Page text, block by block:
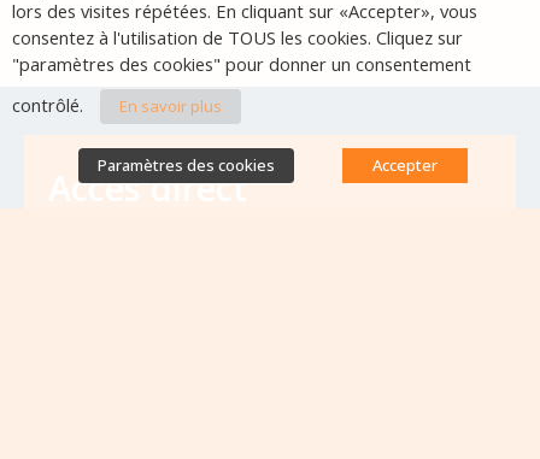
Accès direct
lors des visites répétées. En cliquant sur «Accepter», vous
consentez à l'utilisation de TOUS les cookies. Cliquez sur
"paramètres des cookies" pour donner un consentement
contrôlé.
En savoir plus
Paramètres des cookies Accepter